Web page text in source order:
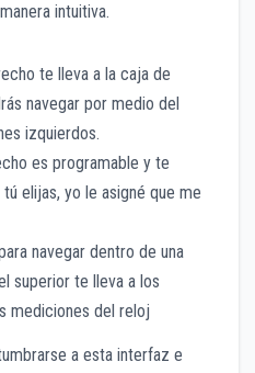
intuitiva.
te lleva a la caja de
navegar por medio del
izquierdos.
es programable y te
elijas, yo le asigné que me
navegar dentro de una
superior te lleva a los
mediciones del reloj
a esta interfaz e